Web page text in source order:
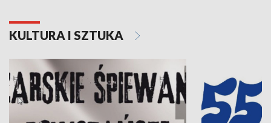
KULTURA I SZTUKA